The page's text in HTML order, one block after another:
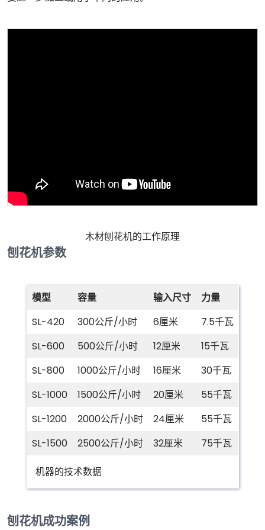
木材刨花机的工作原理
刨花机参数
模型 容量 输入尺寸
力量
SL-420
300公斤/小时 6厘米
7.5千瓦
SL-600
500公斤/小时 12厘米
15千瓦
SL-800
1000公斤/小时 16厘米
30千瓦
SL-1000
1500公斤/小时 20厘米
55千瓦
SL-1200
2000公斤/小时 24厘米
55千瓦
SL-1500
2500公斤/小时 32厘米 75千瓦
机器的技术数据
刨花机成功案例